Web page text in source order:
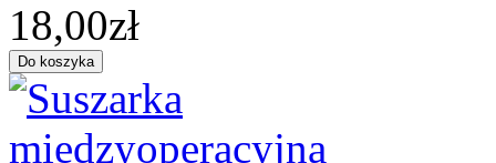
18,00zł